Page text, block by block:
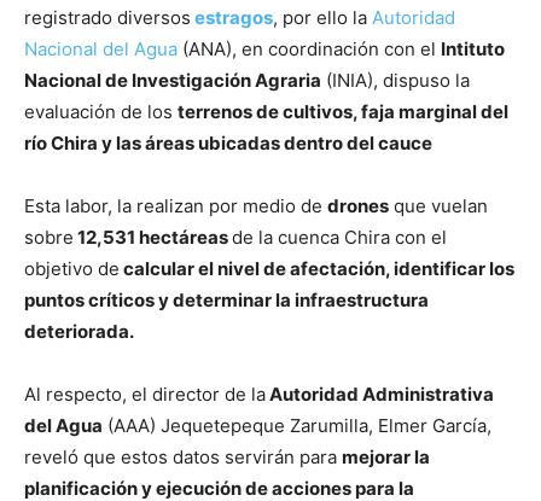
registrado diversos estragos, por ello la Autoridad
Nacional del Agua (ANA), en coordinación con el Intituto
Nacional de Investigación Agraria (INIA), dispuso la
evaluación de los terrenos de cultivos, faja marginal del
río Chira y las áreas ubicadas dentro del cauce
Esta labor, la realizan por medio de drones que vuelan
sobre 12,531 hectáreasde la cuenca Chira con el
objetivo de calcular el nivel de afectación, identificar los
puntos críticos y determinar la infraestructura
deteriorada.
Al respecto, el director de laAutoridad Administrativa
del Agua (AAA) Jequetepeque Zarumilla, Elmer García,
reveló que estos datos servirán para mejorar la
planificación y ejecución de acciones para la